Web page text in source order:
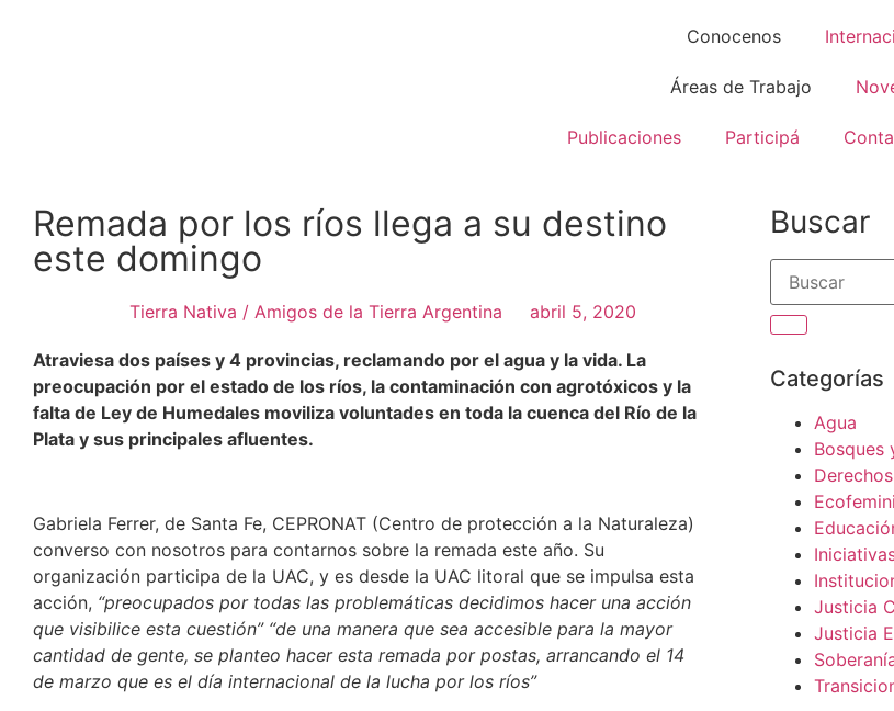
Conocenos
Áreas de Trabajo
Publicaciones Participá
Remada por los ríos llega a su destino
este domingo
Tierra Nativa / Amigos de la Tierra Argentina abril 5, 2020
Atraviesa dos países y 4 provincias, reclamando por el agua y la vida. La
preocupación por el estado de los ríos, la contaminación con agrotóxicos y la
falta de Ley de Humedales moviliza voluntades en toda la cuenca del Río de la
Plata y sus principales afluentes.
Gabriela Ferrer, de Santa Fe, CEPRONAT (Centro de protección a la Naturaleza)
converso con nosotros para contarnos sobre la remada este año. Su
organización participa de la UAC, y es desde la UAC litoral que se impulsa esta
acción, “preocupados por todas las problemáticas decidimos hacer una acción
que visibilice esta cuestión” “de una manera que sea accesible para la mayor
cantidad de gente, se planteo hacer esta remada por postas, arrancando el 14
de marzo que es el día internacional de la lucha por los ríos”
Buscar
Categorías
Agua
Bosques
Justicia
Justicia